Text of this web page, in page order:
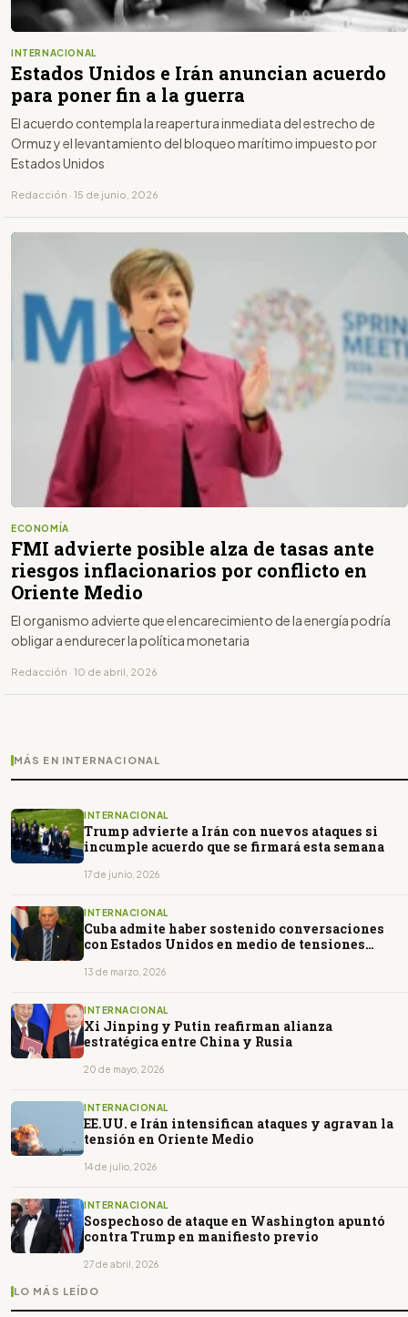
INTERNACIONAL
Estados Unidos e Irán anuncian acuerdo
para poner fin a la guerra
El acuerdo contempla la reapertura inmediata del estrecho de
Ormuz y el levantamiento del bloqueo marítimo impuesto por
Estados Unidos
Redacción · 15 de junio, 2026
ECONOMÍA
FMI advierte posible alza de tasas ante
riesgos inflacionarios por conflicto en
Oriente Medio
El organismo advierte que el encarecimiento de la energía podría
obligar a endurecer la política monetaria
Redacción · 10 de abril, 2026
MÁS EN INTERNACIONAL
INTERNACIONAL
Trump advierte a Irán con nuevos ataques si
incumple acuerdo que se firmará esta semana
17 de junio, 2026
INTERNACIONAL
Cuba admite haber sostenido conversaciones
con Estados Unidos en medio de tensiones
13 de marzo, 2026
INTERNACIONAL
Xi Jinping y Putin reafirman alianza
estratégica entre China y Rusia
20 de mayo, 2026
INTERNACIONAL
EE.UU. e Irán intensifican ataques y agravan la
tensión en Oriente Medio
14 de julio, 2026
INTERNACIONAL
Sospechoso de ataque en Washington apuntó
contra Trump en manifiesto previo
27 de abril, 2026
LO MÁS LEÍDO